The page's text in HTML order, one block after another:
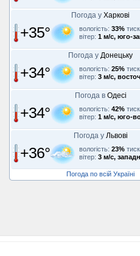
Погода у Харкові
+35° вологість: 33%
вітер: 1 м/с, юго-
Погода у Донецьку
+34° вологість: 25%
вітер: 3 м/с,
Погода в Одесі
+34° вологість: 42%
вітер: 1 м/с, юго-
Погода у Львові
+36° вологість: 23%
вітер: 3 м/с,
Погода по всій Україні